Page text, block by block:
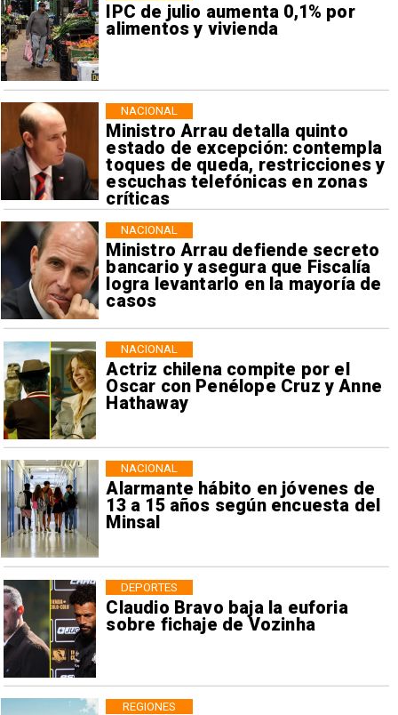
IPC de julio aumenta 0,1% por
alimentos y vivienda
Ministro Arrau detalla quinto
estado de excepción: contempla
toques de queda, restricciones y
escuchas telefónicas en zonas
críticas
NACIONAL
Ministro Arrau defiende secreto
bancario y asegura que Fiscalía
logra levantarlo en la mayoría de
casos
NACIONAL
Actriz chilena compite por el
Oscar con Penélope Cruz y Anne
Hathaway
NACIONAL
Alarmante hábito en jóvenes de
13 a 15 años según encuesta del
Minsal
NACIONAL
Claudio Bravo baja la euforia
sobre fichaje de Vozinha
DEPORTES
REGIONES